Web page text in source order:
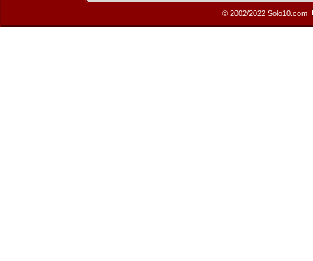
© 2002/2022 Solo10.com